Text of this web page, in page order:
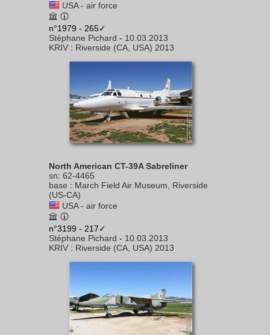
USA - air force
n°1979 - 265✓
Stéphane Pichard - 10.03.2013
KRIV : Riverside (CA, USA) 2013
North American CT-39A Sabreliner
sn: 62-4465
base : March Field Air Museum, Riverside
(US-CA)
USA - air force
n°3199 - 217✓
Stéphane Pichard - 10.03.2013
KRIV : Riverside (CA, USA) 2013